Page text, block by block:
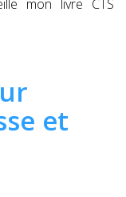
mon livre CTS
et